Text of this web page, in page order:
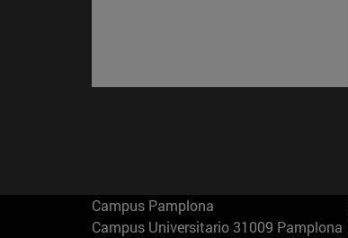
Campus Pamplona
Campus Universitario 31009 Pamplona